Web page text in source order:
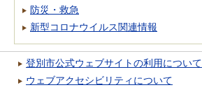
防災・救急
新型コロナウイルス関連情報
登別市公式ウェブサイトの利用について
ウェブアクセシビリティについて